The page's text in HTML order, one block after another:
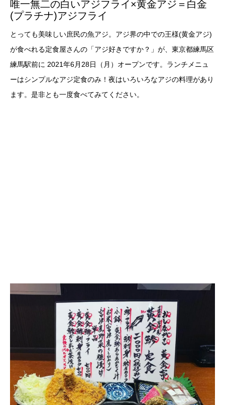
唯一無二の白いアジフライ×黄金アジ＝白金
(プラチナ)アジフライ
とっても美味しい庶民の魚アジ。アジ界の中での王様(黄金アジ)
が食べれる定食屋さんの「アジ好きですか？」が、東京都練馬区
練馬駅前に 2021年6月28日（月）オープンです。ランチメニュ
ーはシンプルなアジ定食のみ！夜はいろいろなアジの料理があり
ます。是非とも一度食べてみてください。